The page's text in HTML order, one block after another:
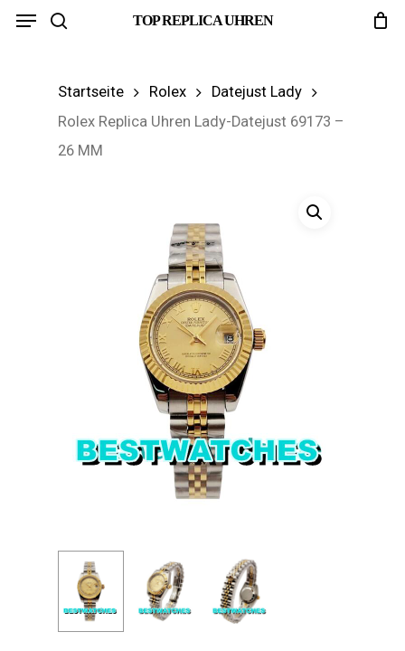
Skip
TOP REPLICA UHREN
Menu
Startseite Rolex
Datejust Lady
Rolex Replica Uhren Lady-Datejust 69173 –
26 MM